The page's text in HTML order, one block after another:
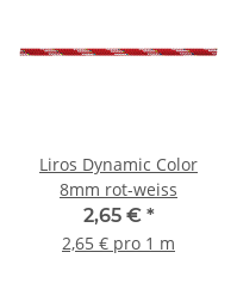
Liros Dynamic Color
8mm rot-weiss
2,65 € *
2,65 € pro 1 m